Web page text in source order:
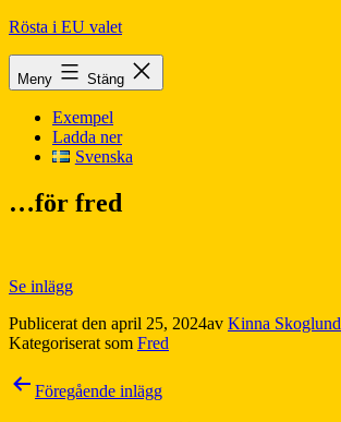
Hoppa
innehåll
Rösta i EU valet
Meny Stäng
Exempel
Ladda ner
Svenska
…för fred
Se inlägg
Publicerat den april 25, 2024av Kinna Skoglund
Kategoriserat som Fred
Inläggsnavigering
Föregående inlägg